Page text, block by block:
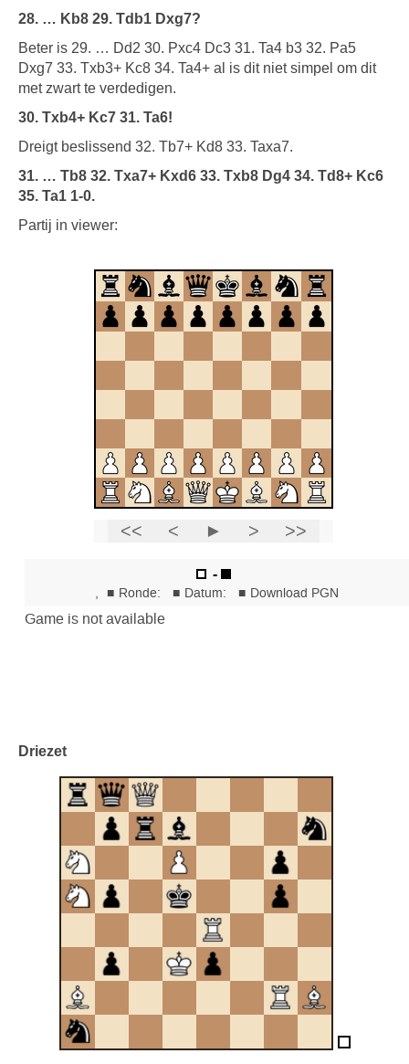
28. … Kb8 29. Tdb1 Dxg7?
Beter is 29. … Dd2 30. Pxc4 Dc3 31. Ta4 b3 32. Pa5
Dxg7 33. Txb3+ Kc8 34. Ta4+ al is dit niet simpel om dit
met zwart te verdedigen.
30. Txb4+ Kc7 31. Ta6!
Dreigt beslissend 32. Tb7+ Kd8 33. Taxa7.
31. … Tb8 32. Txa7+ Kxd6 33. Txb8 Dg4 34. Td8+ Kc6
35. Ta1 1-0.
Partij in viewer:
Driezet